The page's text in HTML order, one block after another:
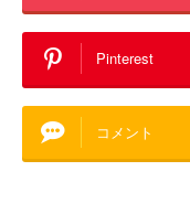
Pinterest
コメント